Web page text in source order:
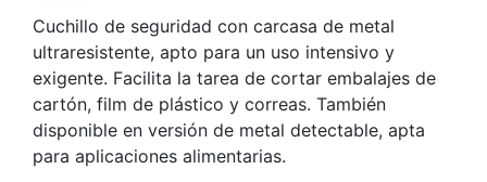
Cuchillo de seguridad con carcasa de metal
ultraresistente, apto para un uso intensivo y
exigente. Facilita la tarea de cortar embalajes de
cartón, film de plástico y correas. También
disponible en versión de metal detectable, apta
para aplicaciones alimentarias.